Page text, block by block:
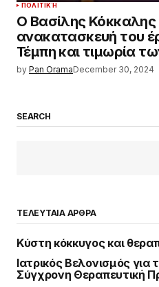
ΠΟΛΙΤΙΚΉ
Ο Βασίλης Κόκκαλης
ανακατασκευή του
Τέμπη και τιμωρία
by Pan OramaDecember 30, 2024
SEARCH
ΤΕΛΕΥΤΑΙΑ ΑΡΘΡΑ
Κύστη κόκκυγος και
Ιατρικός Βελονισμός για
Σύγχρονη Θεραπευτική